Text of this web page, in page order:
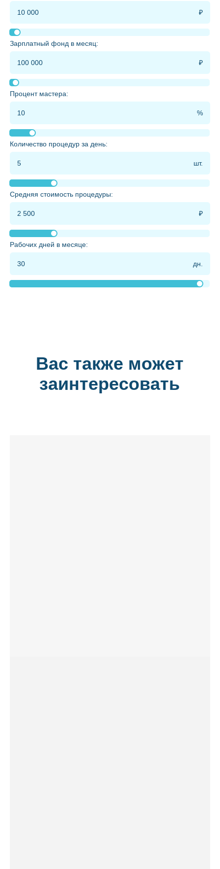
Зарплатный фонд в месяц:
Процент мастера:
Количество процедур за день:
Средняя стоимость процедуры:
Рабочих дней в месяце:
Вас также может
заинтересовать